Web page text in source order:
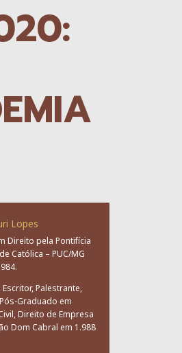
Lopes
Direito pela Pontifícia
Católica – PUC/MG
Palestrante,
Graduado em
Direito de Empresa
Dom Cabral em 1.988